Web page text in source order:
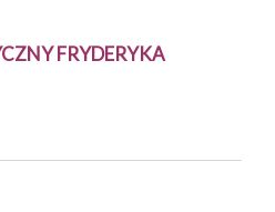
FRYDERYKA